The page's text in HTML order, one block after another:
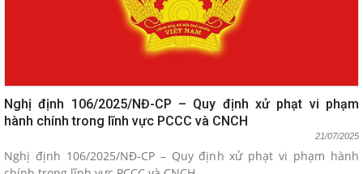
Nghị định 106/2025/NĐ-CP – Quy định xử phạt vi phạm
hành chính trong lĩnh vực PCCC và CNCH
21/07/2025
Nghị định 106/2025/NĐ-CP – Quy định xử phạt vi phạm hành